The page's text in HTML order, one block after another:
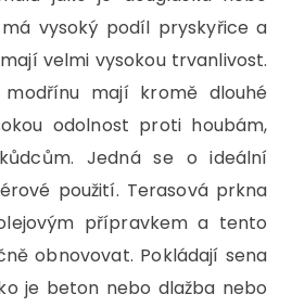
vysoký podíl pryskyřice a
velmi vysokou trvanlivost.
mají kromě dlouhé
odolnost proti houbám,
Jedná se o ideální
použití. Terasová prkna
přípravkem a tento
obnovovat. Pokládají sena
je beton nebo dlažba nebo